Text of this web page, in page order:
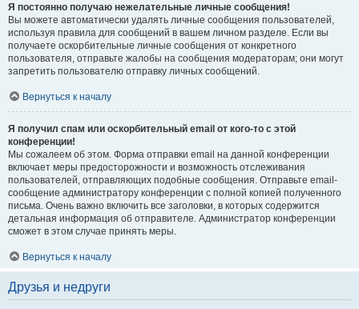
Я постоянно получаю нежелательные личные сообщения!
Вы можете автоматически удалять личные сообщения пользователей,
используя правила для сообщений в вашем личном разделе. Если вы
получаете оскорбительные личные сообщения от конкретного
пользователя, отправьте жалобы на сообщения модераторам; они могут
запретить пользователю отправку личных сообщений.
Вернуться к началу
Я получил спам или оскорбительный email от кого-то с этой
конференции!
Мы сожалеем об этом. Форма отправки email на данной конференции
включает меры предосторожности и возможность отслеживания
пользователей, отправляющих подобные сообщения. Отправьте email-
сообщение администратору конференции с полной копией полученного
письма. Очень важно включить все заголовки, в которых содержится
детальная информация об отправителе. Администратор конференции
сможет в этом случае принять меры.
Вернуться к началу
Друзья и недруги